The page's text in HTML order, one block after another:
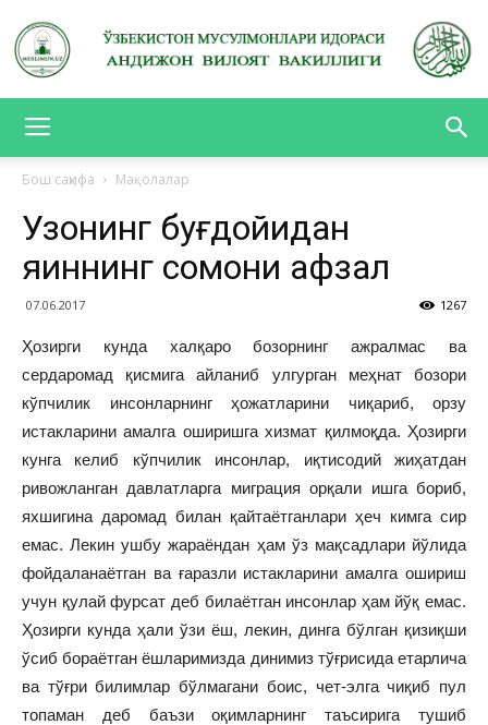
ВИЛОЯТ
Бош саҳифа Мақолалар
Узоқнинг буғдойидан
яқиннинг сомони афзал
07.06.2017 1267
Ҳозирги кунда халқаро бозорнинг ажралмас ва
сердаромад қисмига айланиб улгурган меҳнат бозори
кўпчилик инсонларнинг ҳожатларини чиқариб, орзу
истакларини амалга оширишга хизмат қилмоқда. Ҳозирги
кунга келиб кўпчилик инсонлар, иқтисодий жиҳатдан
ривожланган давлатларга миграция орқали ишга бориб,
яхшигина даромад билан қайтаётганлари ҳеч кимга сир
емас. Лекин ушбу жараёндан ҳам ўз мақсадлари йўлида
фойдаланаётган ва ғаразли истакларини амалга ошириш
учун қулай фурсат деб билаётган инсонлар ҳам йўқ емас.
Ҳозирги кунда ҳали ўзи ёш, лекин, динга бўлган қизиқши
ўсиб бораётган ёшларимизда динимиз тўғрисида етарлича
ва тўғри билимлар бўлмагани боис, чет-элга чиқиб пул
топаман деб баъзи оқимларнинг таъсирига тушиб